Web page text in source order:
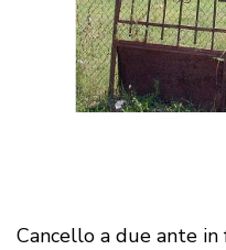
Cancello a due ante